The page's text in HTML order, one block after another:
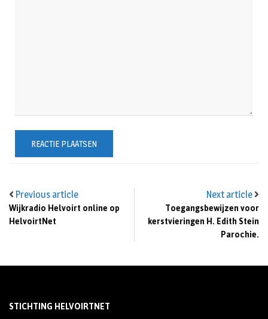
Previous article
Wijkradio Helvoirt online op
HelvoirtNet
Next article
Toegangsbewijzen voor
kerstvieringen H. Edith Stein
Parochie.
STICHTING HELVOIRTNET